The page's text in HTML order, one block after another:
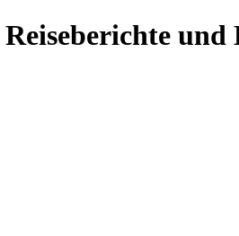
Reiseberichte und